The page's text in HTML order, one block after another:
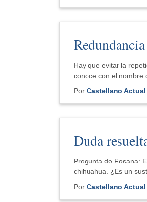
Redundancia
Hay que evitar la
conoce con el
Por Castellano Actual
Duda
Pregunta de Rosana:
chihuahua. ¿Es un
Por Castellano Actual